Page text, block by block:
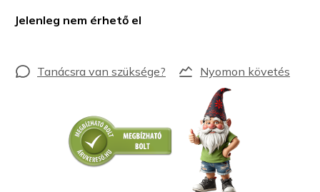
Jelenleg nem érhető el
Nyomon követés